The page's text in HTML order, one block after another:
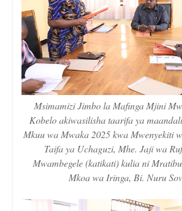
Msimamizi Jimbo la Mafinga Mjini
Kobelo akiwasilisha taarifa ya
Mkuu wa Mwaka 2025 kwa Mwenyekiti
Taifa ya Uchaguzi, Mhe. Jaji wa
Mwambegele (katikati) kulia ni
Mkoa wa Iringa, Bi. Nuru